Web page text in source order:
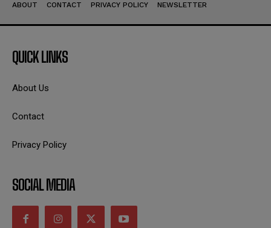
ABOUT CONTACT PRIVACY POLICY NEWSLETTER
QUICK LINKS
About Us
Contact
Privacy Policy
SOCIAL MEDIA